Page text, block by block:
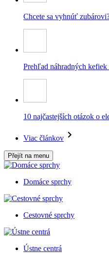
Chcete sa vyhnúť
Prehľad náhradných
10 najčastejších otázok o
Viac článkov
Přejít na menu
Domáce sprchy
Cestovné sprchy
Ústne centrá